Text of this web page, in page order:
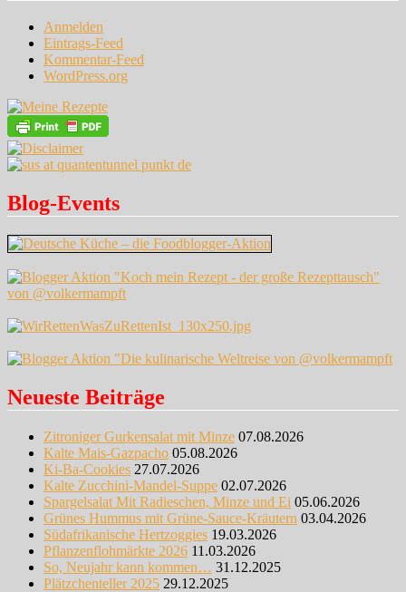
Anmelden
Eintrags-Feed
Kommentar-Feed
WordPress.org
Blog-Events
Neueste Beiträge
Zitroniger Gurkensalat mit Minze 07.08.2026
Kalte Mais-Gazpacho 05.08.2026
Ki-Ba-Cookies 27.07.2026
Kalte Zucchini-Mandel-Suppe 02.07.2026
Spargelsalat Mit Radieschen, Minze und Ei 05.06.2026
Grünes Hummus mit Grüne-Sauce-Kräutern 03.04.2026
Südafrikanische Hertzoggies 19.03.2026
Pflanzenflohmärkte 2026 11.03.2026
So, Neujahr kann kommen… 31.12.2025
Plätzchenteller 2025 29.12.2025